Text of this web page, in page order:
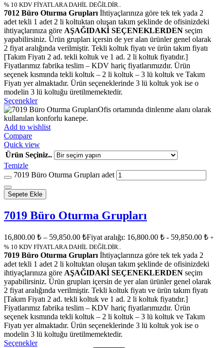
% 10 KDV FİYATLARA DAHİL DEĞİLDİR..
7012 Büro Oturma Grupları İhtiyaçlarınıza göre tek tek yada 2
adet tekli 1 adet 2 li koltuktan oluşan takım şeklinde de ofisinizdeki
ihtiyaçlarınıza göre AŞAĞIDAKİ SEÇENEKLERDEN seçim
yapabilirsiniz. Ürün grupları içersin de yer alan ürünler genel olarak
2 fiyat aralığında verilmiştir. Tekli koltuk fiyatı ve ürün takım fiyatı
[Takım Fiyatı 2 ad. tekli koltuk ve 1 ad. 2 li koltuk fiyatıdır.]
Fiyatlarımız fabrika teslim – KDV hariç fiyatlarımızdır. Ürün
seçenek kısmında tekli koltuk – 2 li koltuk – 3 lü koltuk ve Takım
Fiyatı yer almaktadır. Ürün seçeneklerinde 3 lü koltuk yok ise o
modelin 3 lü koltuğu üretilmemektedir.
Seçenekler
Add to wishlist
Compare
Quick view
Ürün Seçiniz..
Temizle
7019 Büro Oturma Grupları adet
Sepete Ekle
7019 Büro Oturma Grupları
16,800.00 ₺ – 59,850.00 ₺Fiyat aralığı: 16,800.00 ₺ - 59,850.00 ₺ +
% 10 KDV FİYATLARA DAHİL DEĞİLDİR..
7019 Büro Oturma Gruplarıİhtiyaçlarınıza göre tek tek yada 2
adet tekli 1 adet 2 li koltuktan oluşan takım şeklinde de ofisinizdeki
ihtiyaçlarınıza göre AŞAĞIDAKİ SEÇENEKLERDEN seçim
yapabilirsiniz. Ürün grupları içersin de yer alan ürünler genel olarak
2 fiyat aralığında verilmiştir. Tekli koltuk fiyatı ve ürün takım fiyatı
[Takım Fiyatı 2 ad. tekli koltuk ve 1 ad. 2 li koltuk fiyatıdır.]
Fiyatlarımız fabrika teslim – KDV hariç fiyatlarımızdır. Ürün
seçenek kısmında tekli koltuk – 2 li koltuk – 3 lü koltuk ve Takım
Fiyatı yer almaktadır. Ürün seçeneklerinde 3 lü koltuk yok ise o
modelin 3 lü koltuğu üretilmemektedir.
Seçenekler